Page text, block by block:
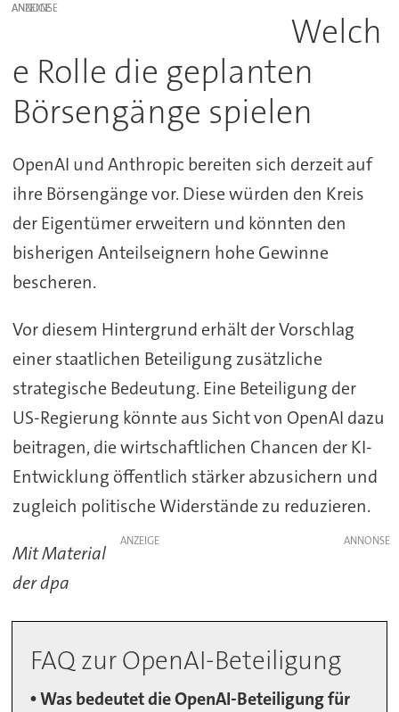
ANZEIGE
Welch
e Rolle die geplanten
Börsengänge spielen
OpenAI und Anthropic bereiten sich derzeit auf
ihre Börsengänge vor. Diese würden den Kreis
der Eigentümer erweitern und könnten den
bisherigen Anteilseignern hohe Gewinne
bescheren.
Vor diesem Hintergrund erhält der Vorschlag
einer staatlichen Beteiligung zusätzliche
strategische Bedeutung. Eine Beteiligung der
US-Regierung könnte aus Sicht von OpenAI dazu
beitragen, die wirtschaftlichen Chancen der KI-
Entwicklung öffentlich stärker abzusichern und
zugleich politische Widerstände zu reduzieren.
ANZEIGE
Mit Material
der dpa
FAQ zur OpenAI-Beteiligung
• Was bedeutet die OpenAI-Beteiligung für